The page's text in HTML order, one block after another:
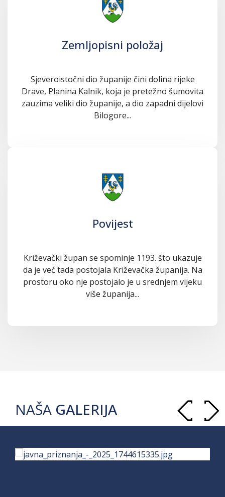
Zemljopisni položaj
Sjeveroistočni dio županije čini dolina rijeke
Drave, Planina Kalnik, koja je pretežno šumovita
zauzima veliki dio županije, a dio zapadni dijelovi
Bilogore...
Povijest
Križevački župan se spominje 1193. što ukazuje
da je već tada postojala Križevačka županija. Na
prostoru oko nje postojalo je u srednjem vijeku
više županija...
NAŠA GALERIJA